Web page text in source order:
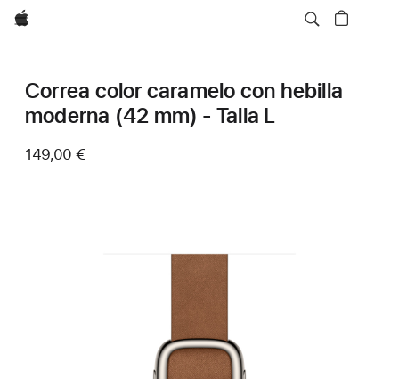
Apple
Correa color caramelo con hebilla
moderna (42 mm) - Talla L
149,00 €